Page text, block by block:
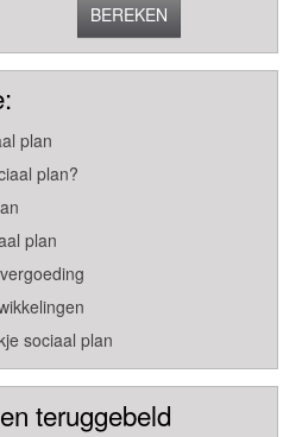
BEREKEN
plan
plan?
plan
sociaal plan
teruggebeld